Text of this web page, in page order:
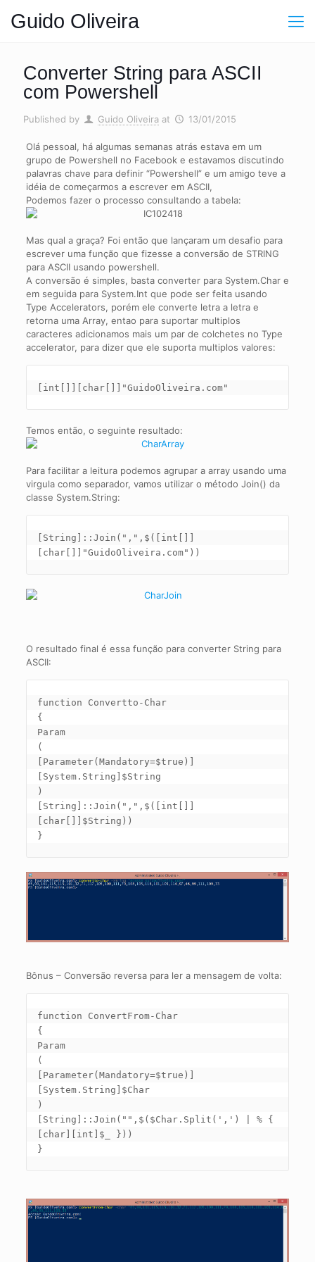
Guido Oliveira
Converter String para ASCII
com Powershell
Published by Guido Oliveira at 13/01/2015
Olá pessoal, há algumas semanas atrás estava em um
grupo de Powershell no Facebook e estavamos discutindo
palavras chave para definir “Powershell” e um amigo teve a
idéia de começarmos a escrever em ASCII,
Podemos fazer o processo consultando a tabela:
Mas qual a graça? Foi então que lançaram um desafio para
escrever uma função que fizesse a conversão de STRING
para ASCII usando powershell.
A conversão é simples, basta converter para System.Char e
em seguida para System.Int que pode ser feita usando
Type Accelerators, porém ele converte letra a letra e
retorna uma Array, entao para suportar multiplos
caracteres adicionamos mais um par de colchetes no Type
accelerator, para dizer que ele suporta multiplos valores:
[int[]][char[]]"GuidoOliveira.com"
Temos então, o seguinte resultado:
Para facilitar a leitura podemos agrupar a array usando uma
virgula como separador, vamos utilizar o método Join() da
classe System.String:
[String]::Join(",",$([int[]]
[char[]]"GuidoOliveira.com"))
O resultado final é essa função para converter String para
ASCII:
function Convertto-Char
{
Param
(
[Parameter(Mandatory=$true)]
[System.String]$String
)
[String]::Join(",",$([int[]]
[char[]]$String))
}
Bônus – Conversão reversa para ler a mensagem de volta:
function ConvertFrom-Char
{
Param
(
[Parameter(Mandatory=$true)]
[System.String]$Char
)
[String]::Join("",$($Char.Split(',') | % {
[char][int]$_ }))
}